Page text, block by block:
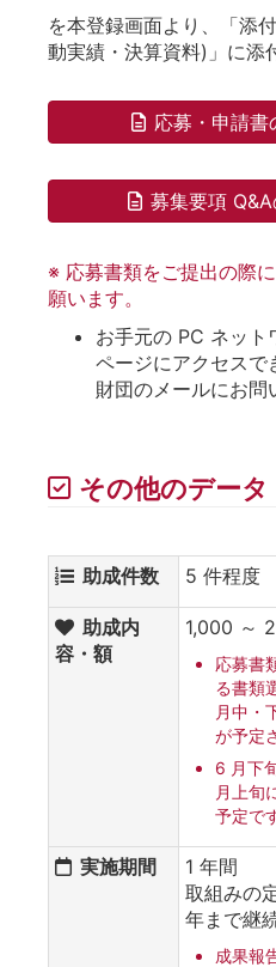
を本登録画面より、「添
動実績・決算資料)」に添
応募・申請書
募集要項
※ 応募書類をご提出の際
願います。
お手元の PC ネット
ページにアクセスで
財団のメールにお問
その他のデータ
助成件数 5 件程度
助成内
容・額
1,000 ～
応募書
る書類
月中・
が予定
6 月下
月上旬
予定で
実施期間
1 年間
取組みの
年まで継
成果報